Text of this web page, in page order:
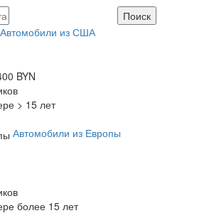
Автомобили из США
BYN
> 15 лет
Автомобили из Европы
более 15 лет